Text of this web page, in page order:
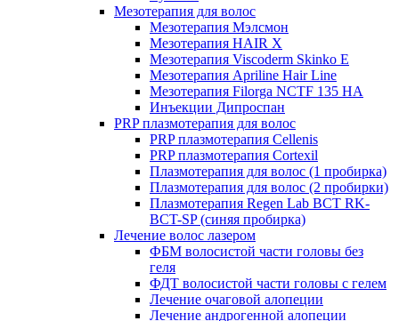
Мезотерапия для волос
Мезотерапия Мэлсмон
Мезотерапия HAIR X
Мезотерапия Viscoderm Skinko E
Мезотерапия Apriline Hair Line
Мезотерапия Filorga NCTF 135 HA
Инъекции Дипроспан
PRP плазмотерапия для волос
PRP плазмотерапия Cellenis
PRP плазмотерапия Cortexil
Плазмотерапия для волос (1 пробирка)
Плазмотерапия для волос (2 пробирки)
Плазмотерапия Regen Lab BCT RK-
BCT-SP (синяя пробирка)
Лечение волос лазером
ФБМ волосистой части головы без
геля
ФДТ волосистой части головы с гелем
Лечение очаговой алопеции
Лечение андрогенной алопеции